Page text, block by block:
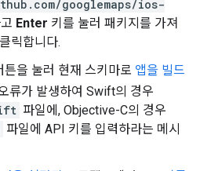
googlemaps/ios-
Enter 키를 눌러 패키지를 가져
릭합니다.
을 눌러 현재 스키마로 앱을 빌드
류가 발생하여 Swift의 경우
파일에, Objective-C의 경우
파일에 API 키를 입력하라는 메시